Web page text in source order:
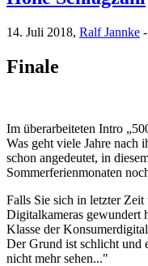
14. Juli 2018, Ralf Jannke -
Finale
Im überarbeiteten Intro
Was geht viele Jahre nach
schon angedeutet, in
Sommerferienmonaten
Falls Sie sich in letzter Zeit
Digitalkameras gewundert
Klasse der
Der Grund ist schlicht und
nicht mehr sehen..."